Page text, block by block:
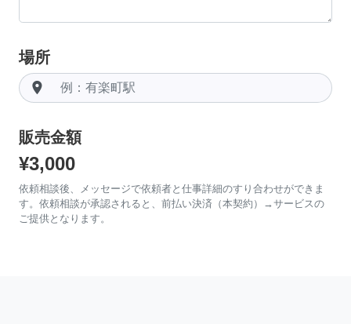
場所
room
販売金額
¥3,000
依頼相談後、メッセージで依頼者と仕事詳細のすり合わせができま
す。依頼相談が承認されると、前払い決済（本契約）→サービスの
ご提供となります。